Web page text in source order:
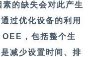
的缺失会对此产生
过优化设备的利用
OEE ，包括整个生
减少设置时间、排